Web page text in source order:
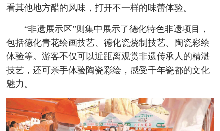
看其他地方醋的风味，打开不一样的味蕾体验。
“非遗展示区”则集中展示了德化特色非遗项目，
包括德化青花绘画技艺、德化瓷烧制技艺、陶瓷彩绘
体验等。游客不仅可以近距离观赏非遗传承人的精湛
技艺，还可亲手体验陶瓷彩绘，感受千年瓷都的文化
魅力。